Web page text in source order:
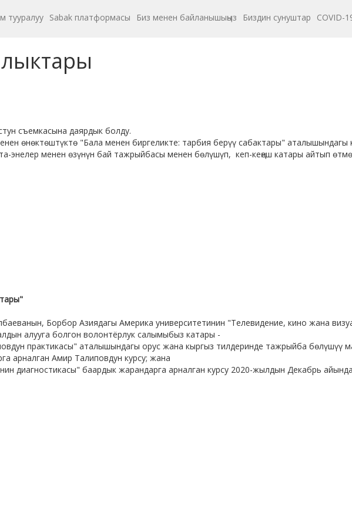
тууралуу Sabak платформасы Биз менен байланышыңыз Биздин сунуштар COVID-
съемкасына даярдык болду.
өнөктөштүктө "Бала менен биргеликте: тарбия берүү сабактары" аталышындагы
энелер менен өзүнүн бай тажрыйбасы менен бөлүшүп, кеп-кеңеш катары айтып
Борбор Азиядагы Америка университетинин "Телевидение, кино жана
алууга болгон волонтёрлук салымыбыз катары -
практикасы" аталышындагы орус жана кыргыз тилдеринде тажрыйба бөлүшүү
арналган Амир Талиповдун курсу; жана
диагностикасы" баардык жарандарга арналган курсу 2020-жылдын Декабрь